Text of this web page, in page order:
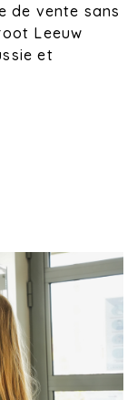
de vente sans
Leeuw
et